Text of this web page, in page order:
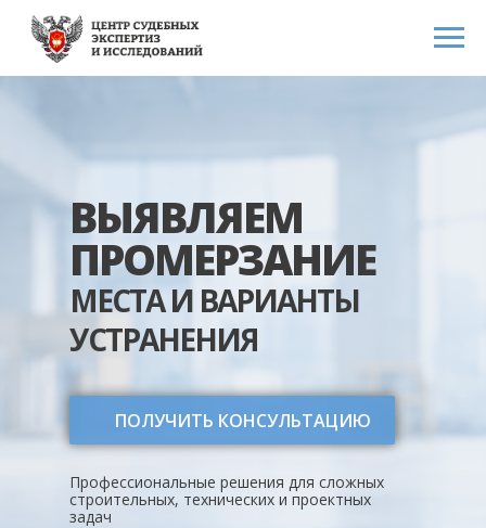
МЕСТА И ВАРИАНТЫ
УСТРАНЕНИЯ
ВЫЯВЛЯЕМ
ПРОМЕРЗАНИЕ
Профессиональные решения для сложных
строительных, технических и проектных
задач
ПОЛУЧИТЬ КОНСУЛЬТАЦИЮ